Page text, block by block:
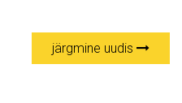
järgmine uudis